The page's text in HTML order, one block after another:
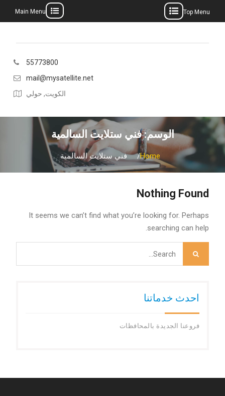
Main Menu Top Menu
55773800
mail@mysatellite.net
الكويت, حولي
الوسم:فني ستلايت السالمية
Home فني ستلايت السالمية
Nothing Found
It seems we can’t find what you’re looking for. Perhaps
searching can help.
احدث خدماتنا
فروعنا الجديدة بالمحافظات